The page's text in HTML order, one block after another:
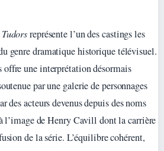
représente l’un des castings les
genre dramatique historique télévisuel.
offre une interprétation désormais
par une galerie de personnages
des acteurs devenus depuis des noms
l’image de Henry Cavill dont la carrière
de la série. L’équilibre cohérent,